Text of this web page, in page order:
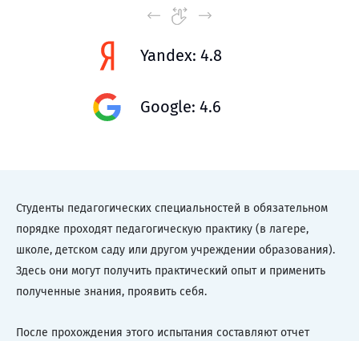
Yandex: 4.8
Google: 4.6
Студенты педагогических специальностей в обязательном
порядке проходят педагогическую практику (в лагере,
школе, детском саду или другом учреждении образования).
Здесь они могут получить практический опыт и применить
полученные знания, проявить себя.
После прохождения этого испытания составляют отчет